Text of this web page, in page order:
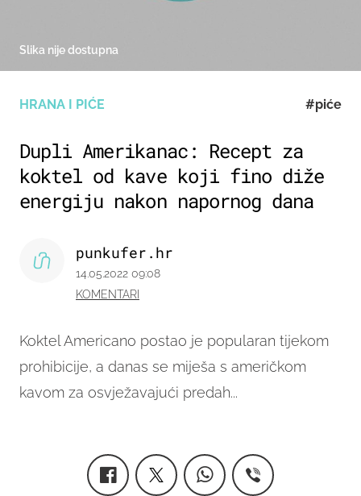
HRANA I PIĆE #piće
Dupli Amerikanac: Recept za
koktel od kave koji fino diže
energiju nakon napornog dana
Koktel Americano postao je popularan tijekom
prohibicije, a danas se miješa s američkom
kavom za osvježavajući predah...
punkufer.hr
14.05.2022 09:08
KOMENTARI
Slika nije dostupna